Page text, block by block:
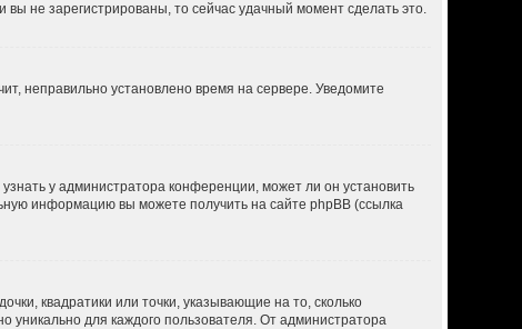
вы не зарегистрированы, то сейчас удачный момент сделать это.
неправильно установлено время на сервере. Уведомите
у администратора конференции, может ли он установить
информацию вы можете получить на сайте phpBB (ссылка
квадратики или точки, указывающие на то, сколько
уникально для каждого пользователя. От администратора